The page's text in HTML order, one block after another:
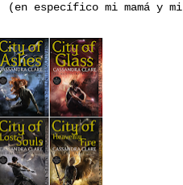
específico mi mamá y mi